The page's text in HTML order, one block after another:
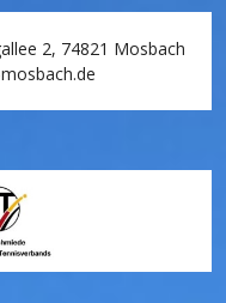
2, 74821 Mosbach